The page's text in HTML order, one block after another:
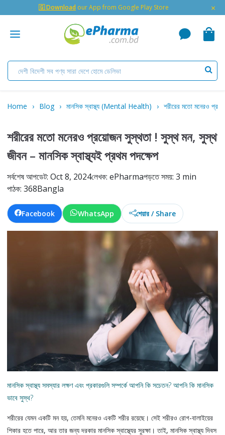
🇬 Download our App from Google Play Store ×
Home Blog মানসিক স্বাস্থ্য (Mental Health) শরীরের মতো মনেরও
শরীরের মতো মনেরও প্রয়োজন সুস্থতা ! সুস্থ মন, সুস্থ
জীবন – মানসিক স্বাস্থ্যই প্রথম পদক্ষেপ
সর্বশেষ আপডেট: Oct 8, 2024লেখক: ePharmaপড়তে সময়: 3 min
পাঠক: 368Bangla
Facebook WhatsApp শেয়ার / Share
মানসিক স্বাস্থ্য সমস্যার লক্ষণ এবং প্রকারগুলি সম্পর্কে আপনি কি সচেতন? আপনি কি মানসিক
ভাবে সুস্থ?
শরীরের যেমন একটি মন হয়, তেমনি মনেরও একটি শরীর রয়েছে। সেই শরীরও রোগ-বালাইয়ের
শিকার হতে পারে, আর তার জন্য দরকার মানসিক স্বাস্থ্যের সুরক্ষা। তাই, মানসিক স্বাস্থ্য দিবস